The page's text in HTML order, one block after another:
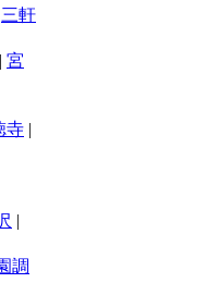
三軒
| 宮
寺 |
|
調